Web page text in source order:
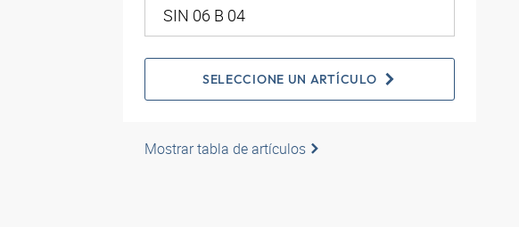
SELECCIONE UN ARTÍCULO
Mostrar tabla de artículos